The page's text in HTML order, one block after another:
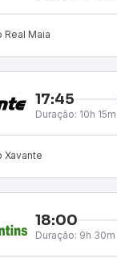
Real Maia
17:45
Duração: 10h 15m
Xavante
18:00
Duração: 9h 30m